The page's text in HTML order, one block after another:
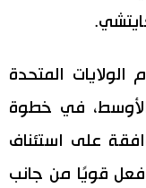
المتحدة
الأوسط، في خطوة
على استئناف
فعل قويًا من جانب